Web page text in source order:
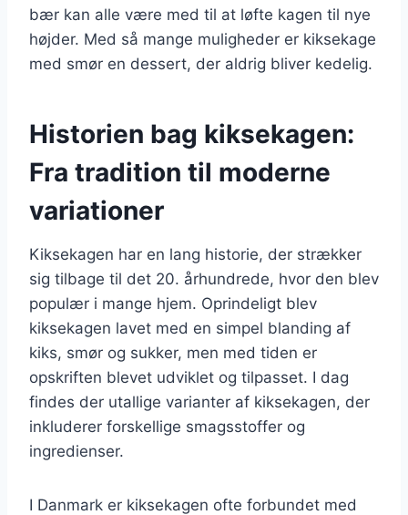
bær kan alle være med til at løfte kagen til nye
højder. Med så mange muligheder er kiksekage
med smør en dessert, der aldrig bliver kedelig.
Historien bag kiksekagen:
Fra tradition til moderne
variationer
Kiksekagen har en lang historie, der strækker
sig tilbage til det 20. århundrede, hvor den blev
populær i mange hjem. Oprindeligt blev
kiksekagen lavet med en simpel blanding af
kiks, smør og sukker, men med tiden er
opskriften blevet udviklet og tilpasset. I dag
findes der utallige varianter af kiksekagen, der
inkluderer forskellige smagsstoffer og
ingredienser.
I Danmark er kiksekagen ofte forbundet med